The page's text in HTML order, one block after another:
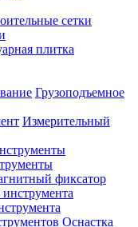
сетки
плитка
Грузоподъемное
Измерительный
фиксатор
Оснастка